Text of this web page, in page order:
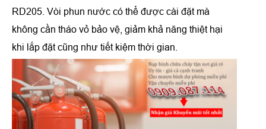
RD205. Vòi phun nước có thể được cài đặt mà
không cần tháo vỏ bảo vệ, giảm khả năng thiệt hại
khi lắp đặt cũng như tiết kiệm thời gian.